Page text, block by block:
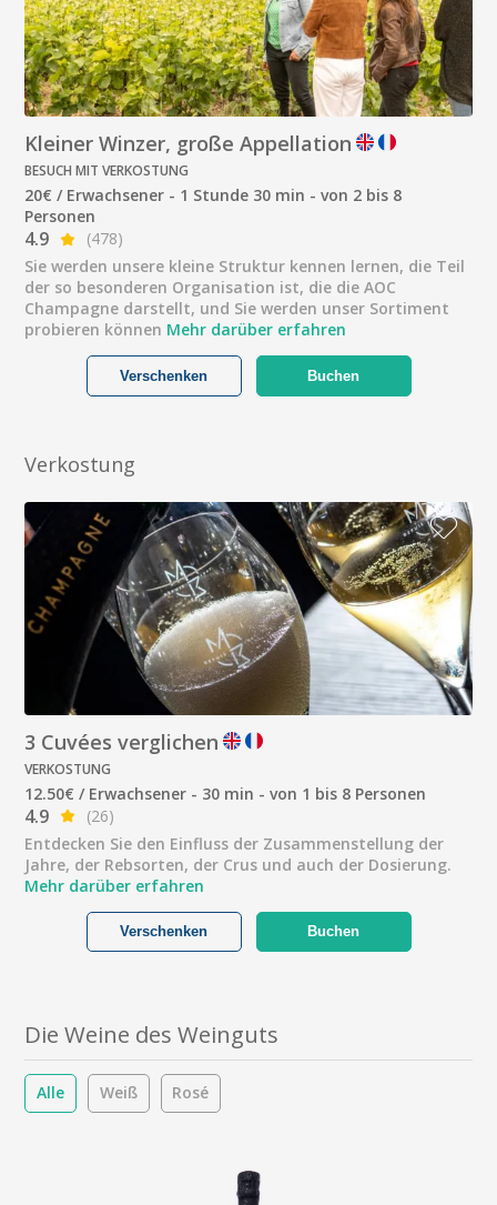
Kleiner Winzer, große Appellation
BESUCH MIT VERKOSTUNG
20€ / Erwachsener - 1 Stunde 30 min - von 2 bis 8
Personen
4.9
(478)
Sie werden unsere kleine Struktur kennen lernen, die Teil
der so besonderen Organisation ist, die die AOC
Champagne darstellt, und Sie werden unser Sortiment
probieren können Mehr darüber erfahren
Buchen
Verschenken
Verkostung
3 Cuvées verglichen
VERKOSTUNG
12.50€ / Erwachsener - 30 min - von 1 bis 8 Personen
4.9
(26)
Entdecken Sie den Einfluss der Zusammenstellung der
Jahre, der Rebsorten, der Crus und auch der Dosierung.
Mehr darüber erfahren
Buchen
Verschenken
Die Weine des Weinguts
Alle Weiß Rosé